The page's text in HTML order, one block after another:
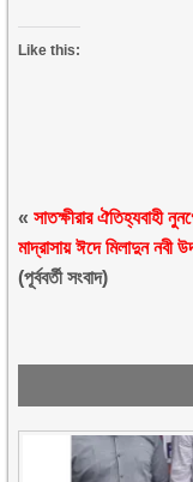
Like this:
«সাতক্ষীরার ঐতিহ্যবাহী
মাদ্রাসায় ঈদে মিলাদুন নবী
(পূর্ববর্তী সংবাদ)